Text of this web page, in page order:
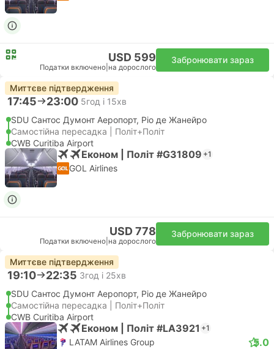
USD 599
Податки включено на дорослого
Забронювати зараз
Миттєве підтвердження
17:45 23:00 5год і 15хв
SDU Сантос Думонт Аеропорт, Ріо де Жанейро
Самостійна пересадка | Політ+Політ
CWB Curitiba Airport
Економ | Політ #G31809 +1
GOL Airlines
USD 778
Податки включено на дорослого
Забронювати зараз
Миттєве підтвердження
19:10 22:35 3год і 25хв
SDU Сантос Думонт Аеропорт, Ріо де Жанейро
Самостійна пересадка | Політ+Політ
CWB Curitiba Airport
Економ | Політ #LA3921 +1
LATAM Airlines Group 5.0